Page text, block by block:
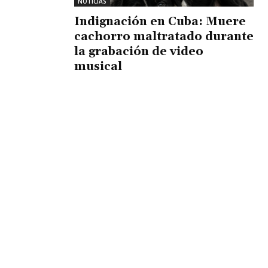
Indignación en Cuba: Muere
cachorro maltratado durante
la grabación de video
musical